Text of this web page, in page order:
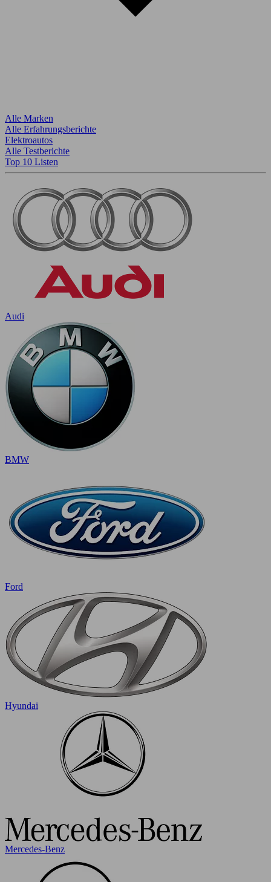
Alle Marken
Alle Erfahrungsberichte
Elektroautos
Alle Testberichte
Top 10 Listen
Audi
BMW
Ford
Hyundai
Mercedes-Benz